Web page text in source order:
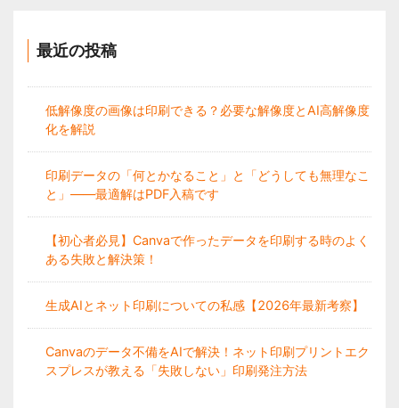
最近の投稿
低解像度の画像は印刷できる？必要な解像度とAI高解像度
化を解説
印刷データの「何とかなること」と「どうしても無理なこ
と」——最適解はPDF入稿です
【初心者必見】Canvaで作ったデータを印刷する時のよく
ある失敗と解決策！
生成AIとネット印刷についての私感【2026年最新考察】
Canvaのデータ不備をAIで解決！ネット印刷プリントエク
スプレスが教える「失敗しない」印刷発注方法